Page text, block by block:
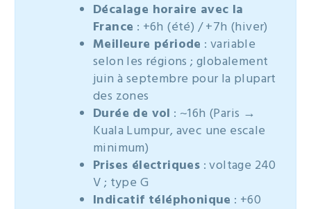
Décalage horaire avec la
France : +6h (été) / +7h (hiver)
Meilleure période : variable
selon les régions ; globalement
juin à septembre pour la plupart
des zones
Durée de vol : ~16h (Paris →
Kuala Lumpur, avec une escale
minimum)
Prises électriques : voltage 240
V ; type G
Indicatif téléphonique : +60